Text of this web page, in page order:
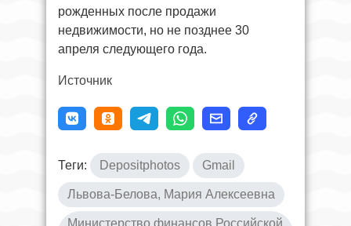
рожденных после продажи
недвижимости, но не позднее 30
апреля следующего года.
Источник
Теги: Depositphotos Gmail
Львова-Белова, Мария Алексеевна
Министерство финансов Российской